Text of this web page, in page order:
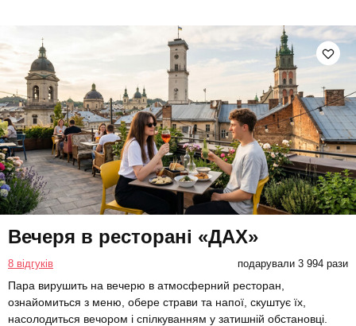
Вечеря в ресторані «ДАХ»
8 відгуків подарували 3 994 рази
Пара вирушить на вечерю в атмосферний ресторан,
ознайомиться з меню, обере страви та напої, скуштує їх,
насолодиться вечором і спілкуванням у затишній обстановці.